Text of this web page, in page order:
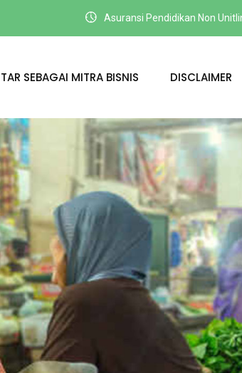
Asuransi Pendidikan Non
SEBAGAI MITRA BISNIS DISCLAIMER